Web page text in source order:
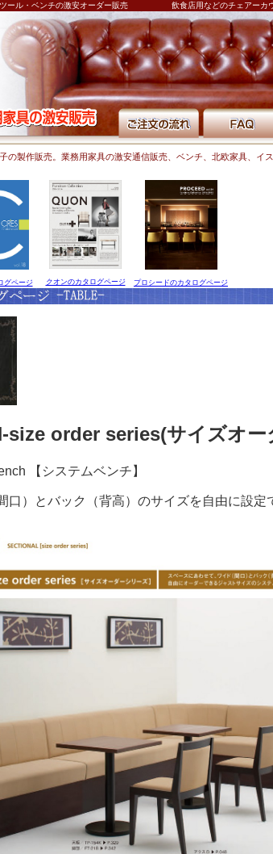
ール・ベンチの激安オーダー販売 飲食店用などのチェアーカ
の製作販売。業務用家具の激安通信販売、ベンチ、北欧家具、イ